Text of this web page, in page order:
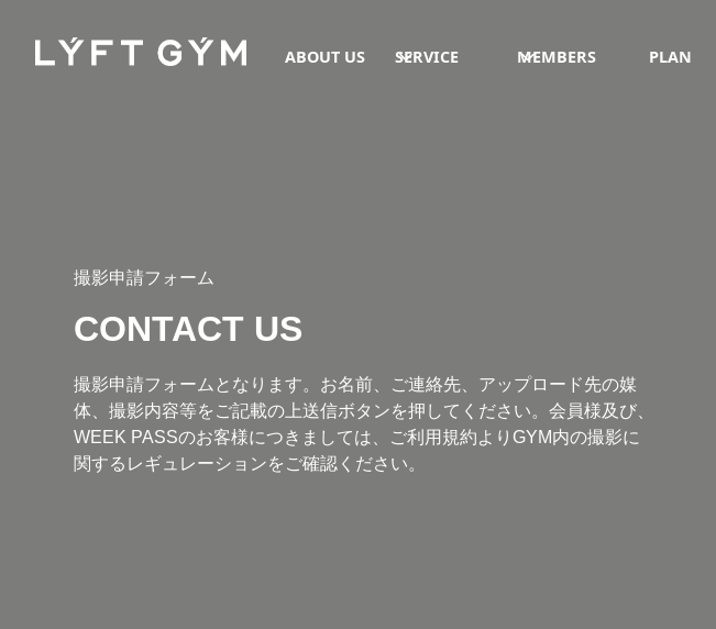
ABOUT US SERVICE MEMBERS PLAN
撮影申請フォーム
CONTACT US
撮影申請フォームとなります。お名前、ご連絡先、アップロード先の媒
体、撮影内容等をご記載の上送信ボタンを押してください。会員様及び、
WEEK PASSのお客様につきましては、ご利用規約よりGYM内の撮影に
関するレギュレーションをご確認ください。